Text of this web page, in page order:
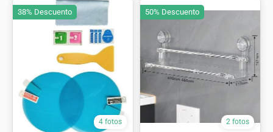
4 fotos
38% Descuento
2 fotos
50% Descuento